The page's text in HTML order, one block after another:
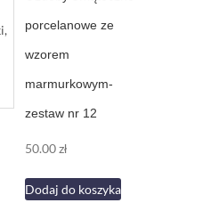
porcelanowe ze
wzorem
marmurkowym-
zestaw nr 12
50.00zł
Dodaj do koszyka